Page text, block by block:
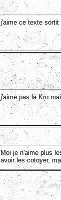
j'aime ce texte sortit
j'aime pas la Kro
Moi je n'aime plus
avoir les cotoyer,